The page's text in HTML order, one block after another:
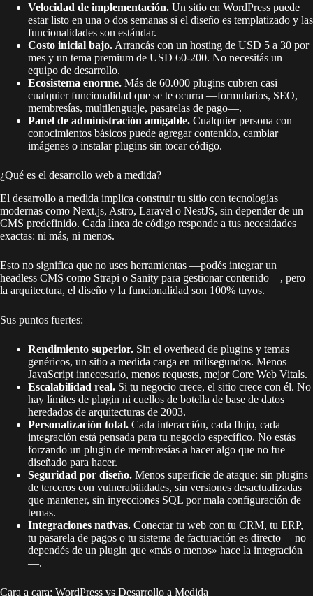
Velocidad de implementación. Un sitio en WordPress puede
estar listo en una o dos semanas si el diseño es templatizado y las
funcionalidades son estándar.
Costo inicial bajo. Arrancás con un hosting de USD 5 a 30 por
mes y un tema premium de USD 60-200. No necesitás un
equipo de desarrollo.
Ecosistema enorme. Más de 60.000 plugins cubren casi
cualquier funcionalidad que se te ocurra —formularios, SEO,
membresías, multilenguaje, pasarelas de pago—.
Panel de administración amigable. Cualquier persona con
conocimientos básicos puede agregar contenido, cambiar
imágenes o instalar plugins sin tocar código.
¿Qué es el desarrollo web a medida?
El desarrollo a medida implica construir tu sitio con tecnologías
modernas como Next.js, Astro, Laravel o NestJS, sin depender de un
CMS predefinido. Cada línea de código responde a tus necesidades
exactas: ni más, ni menos.
Esto no significa que no uses herramientas —podés integrar un
headless CMS como Strapi o Sanity para gestionar contenido—, pero
la arquitectura, el diseño y la funcionalidad son 100% tuyos.
Sus puntos fuertes:
Rendimiento superior. Sin el overhead de plugins y temas
genéricos, un sitio a medida carga en milisegundos. Menos
JavaScript innecesario, menos requests, mejor Core Web Vitals.
Escalabilidad real. Si tu negocio crece, el sitio crece con él. No
hay límites de plugin ni cuellos de botella de base de datos
heredados de arquitecturas de 2003.
Personalización total. Cada interacción, cada flujo, cada
integración está pensada para tu negocio específico. No estás
forzando un plugin de membresías a hacer algo que no fue
diseñado para hacer.
Seguridad por diseño. Menos superficie de ataque: sin plugins
de terceros con vulnerabilidades, sin versiones desactualizadas
que mantener, sin inyecciones SQL por mala configuración de
temas.
Integraciones nativas. Conectar tu web con tu CRM, tu ERP,
tu pasarela de pagos o tu sistema de facturación es directo —no
dependés de un plugin que «más o menos» hace la integración
—.
Cara a cara: WordPress vs Desarrollo a Medida